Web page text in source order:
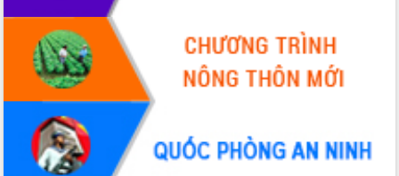
Khơi thông điểm nghẽn, đẩy nhanh
giải ngân vốn khắc phục thiên tai
HĐND tỉnh thông qua điều chỉnh Quy
hoạch tỉnh thời kỳ 2021-2030
Hội thảo góp ý hồ sơ điều chỉnh quy
hoạch tỉnh Đắk Lắk thời kỳ 2021-2030,
tầm nhìn đến năm 2050
Nâng cao hiệu quả hoạt động của các
doanh nghiệp nhà nước